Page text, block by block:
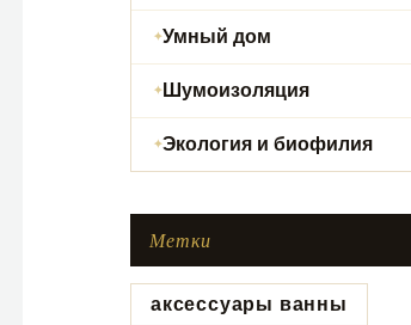
Умный дом
Шумоизоляция
Экология и биофилия
Метки
аксессуары ванны